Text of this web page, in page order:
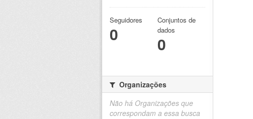
Seguidores
0
Conjuntos de
dados
0
Organizações
Não há Organizações que
correspondam a essa busca